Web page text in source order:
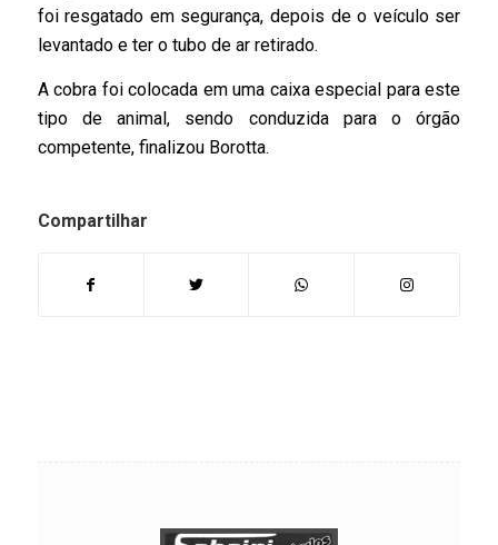
foi resgatado em segurança, depois de o veículo ser
levantado e ter o tubo de ar retirado.
A cobra foi colocada em uma caixa especial para este
tipo de animal, sendo conduzida para o órgão
competente, finalizou Borotta.
Compartilhar